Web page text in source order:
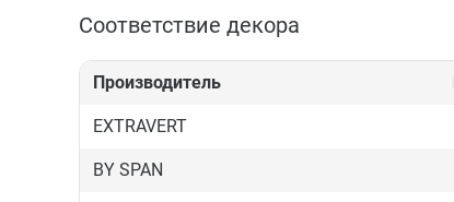
Соответствие декора
Производитель
EXTRAVERT
BY SPAN